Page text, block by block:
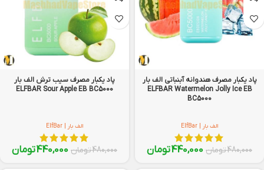
پاد یکبار مصرف هندوانه آبنباتی الف بار
ELFBAR Watermelon Jolly Ice EB
BC5000
الف بار | ElfBar
480,000تومان 440,000تومان
پاد یکبار مصرف سیب ترش الف بار
ELFBAR Sour Apple EB BC5000
الف بار | ElfBar
480,000تومان 440,000تومان